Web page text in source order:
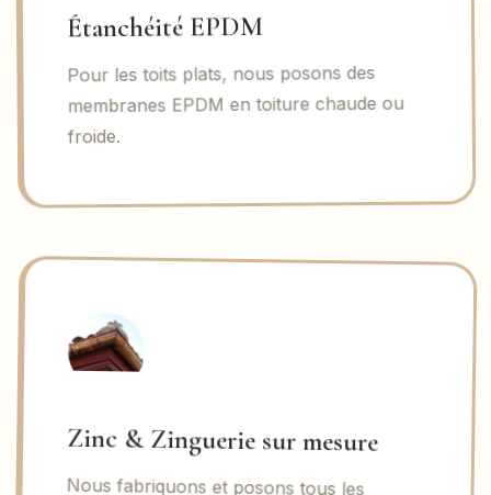
Étanchéité EPDM
Pour les toits plats, nous posons des
membranes EPDM en toiture chaude ou
froide.
Zinc & Zinguerie sur mesure
Nous fabriquons et posons tous les
éléments de zinguerie : gouttières,
chéneaux, noues, arêtiers, rives,